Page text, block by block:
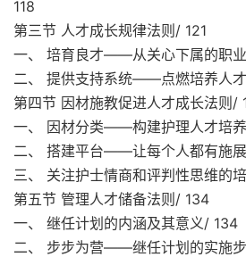
118
第三节 人才成长规律法则/ 121
一、 培育良才——从关心下属的职
二、 提供支持系统——点燃培养人
第四节 因材施教促进人才成长法则/
一、 因材分类——构建护理人才培
二、 搭建平台——让每个人都有施
三、 关注护士情商和评判性思维的
第五节 管理人才储备法则/ 134
一、 继任计划的内涵及其意义/ 134
二、 步步为营——继任计划的实施